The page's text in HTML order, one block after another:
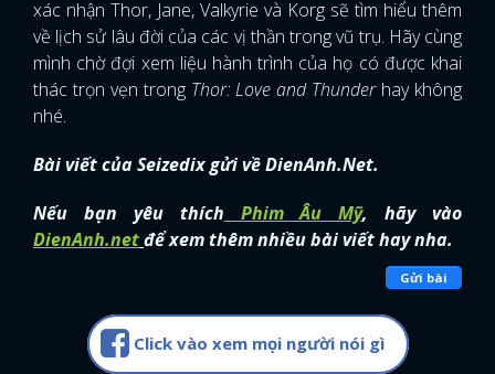
x
ĐĂNG NHẬP
xác nhận Thor, Jane, Valkyrie và Korg sẽ tìm hiểu thêm
về lịch sử lâu đời của các vị thần trong vũ trụ. Hãy cùng
mình chờ đợi xem liệu hành trình của họ có được khai
thác trọn vẹn trong Thor: Love and Thunderhay không
nhé.
Bài viết của Seizedix gửi về DienAnh.Net.
Nếu bạn yêu thích Phim Âu Mỹ, hãy vào
DienAnh.netđể xem thêm nhiều bài viết hay nha.
Gửi bài
Click vào xem mọi người nói gì